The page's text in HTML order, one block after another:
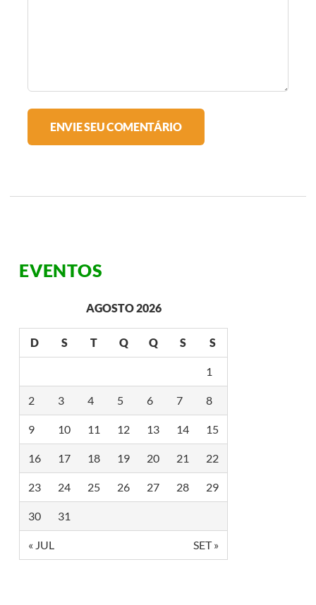
EVENTOS
AGOSTO 2026
D S T Q Q S S
1
2 3 4 5 6 7 8
9 10 11 12 13 14 15
16 17 18 19 20 21 22
23 24 25 26 27 28 29
30 31
« JUL SET »